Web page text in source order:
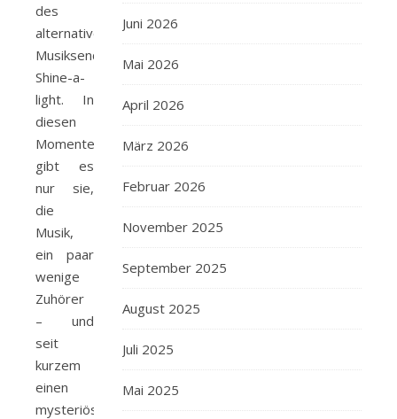
des
alternativen
Musiksenders
Shine-a-
light. In
diesen
Momenten
gibt es
nur sie,
die
Musik,
ein paar
wenige
Zuhörer
– und
seit
kurzem
einen
mysteriösen,
Juni 2026
Mai 2026
April 2026
März 2026
Februar 2026
November 2025
September 2025
August 2025
Juli 2025
Mai 2025